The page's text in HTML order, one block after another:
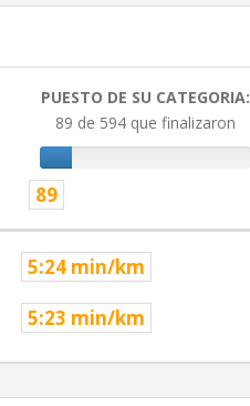
PUESTO DE SU CATEGORIA:
89 de 594 que finalizaron
89
5:24 min/km
5:23 min/km